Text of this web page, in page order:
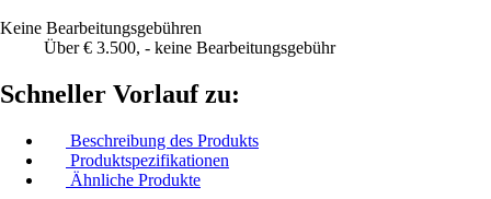
Keine Bearbeitungsgebühren
Über € 3.500, - keine Bearbeitungsgebühr
Schneller Vorlauf zu:
Beschreibung des Produkts
Produktspezifikationen
Ähnliche Produkte